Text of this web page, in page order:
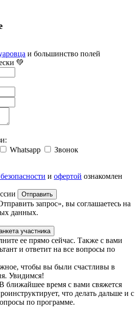
и большинство полей
💚
Whatsapp Звонок
и офертой ознакомлен
Отправить
запрос», вы соглашаетесь на
данных.
участника
ее прямо сейчас. Также с вами
и ответит на все вопросы по
чтобы вы были счастливы в
Увидимся!
ближайшее время с вами свяжется
что делать дальше и с
по программе.